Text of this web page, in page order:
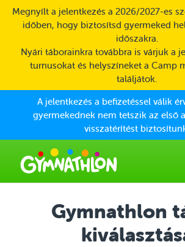
Skip to main content
Megnyílt a jelentkezés a 2026/2027-es
időben, hogy biztosítsd gyermeked
időszakra.
Nyári táborainkra továbbra is várjuk a
turnusokat és helyszíneket a Camp
találjátok.
A jelentkezés a befizetéssel válik
gyermekednek nem tetszik az első
visszatérítést
Gymnathlon